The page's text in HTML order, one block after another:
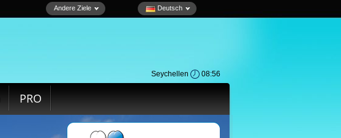
Andere Ziele Deutsch
Seychellen 08:56
PRO